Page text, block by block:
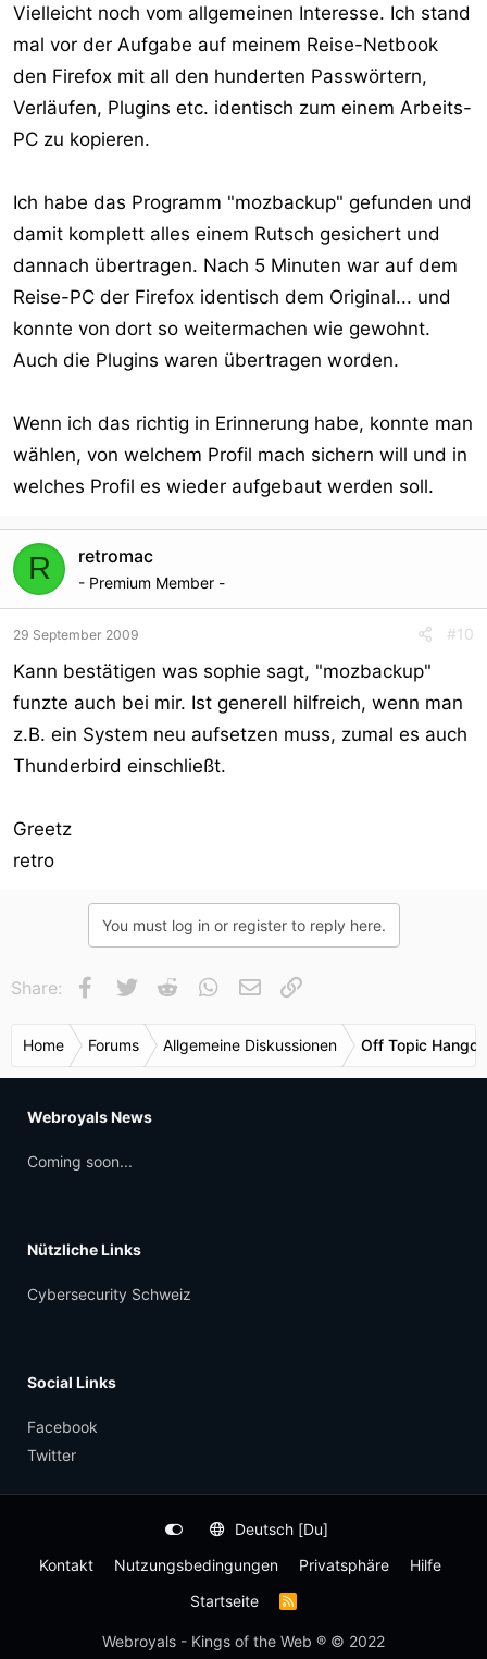
Vielleicht noch vom allgemeinen Interesse. Ich stand
mal vor der Aufgabe auf meinem Reise-Netbook
den Firefox mit all den hunderten Passwörtern,
Verläufen, Plugins etc. identisch zum einem Arbeits-
PC zu kopieren.
Ich habe das Programm "mozbackup" gefunden und
damit komplett alles einem Rutsch gesichert und
dannach übertragen. Nach 5 Minuten war auf dem
Reise-PC der Firefox identisch dem Original... und
konnte von dort so weitermachen wie gewohnt.
Auch die Plugins waren übertragen worden.
Wenn ich das richtig in Erinnerung habe, konnte man
wählen, von welchem Profil mach sichern will und in
welches Profil es wieder aufgebaut werden soll.
R retromac
- Premium Member -
29 September 2009 #10
Kann bestätigen was sophie sagt, "mozbackup"
funzte auch bei mir. Ist generell hilfreich, wenn man
z.B. ein System neu aufsetzen muss, zumal es auch
Thunderbird einschließt.
Greetz
retro
You must log in or register to reply here.
Share: Facebook
Twitter Reddit WhatsApp
E-Mail
Home Forums Allgemeine Diskussionen Off Topic
Webroyals News
Coming soon...
Nützliche Links
Cybersecurity Schweiz
Social Links
Facebook
Twitter
Deutsch [Du]
Kontakt
Nutzungsbedingungen Privatsphäre
Hilfe
Startseite
R
S
-
Webroyals - Kings of the Web ® © 2022